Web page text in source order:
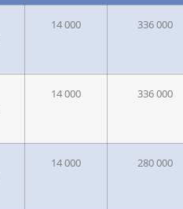
14 000 336 000
14 000 336 000
14 000 280 000